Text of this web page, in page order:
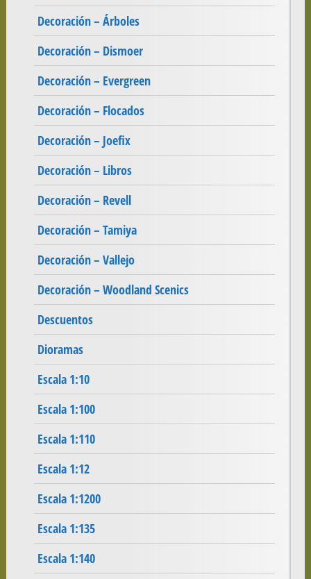
Decoración – Árboles
Decoración – Dismoer
Decoración – Evergreen
Decoración – Flocados
Decoración – Joefix
Decoración – Libros
Decoración – Revell
Decoración – Tamiya
Decoración – Vallejo
Decoración – Woodland Scenics
Descuentos
Dioramas
Escala 1:10
Escala 1:100
Escala 1:110
Escala 1:12
Escala 1:1200
Escala 1:135
Escala 1:140